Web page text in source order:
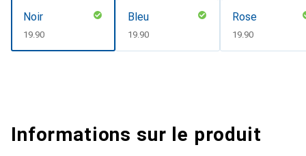
Noir
CHF
19.90
Bleu
CHF
19.90
Rose
CHF
19.90
Informations sur le produit